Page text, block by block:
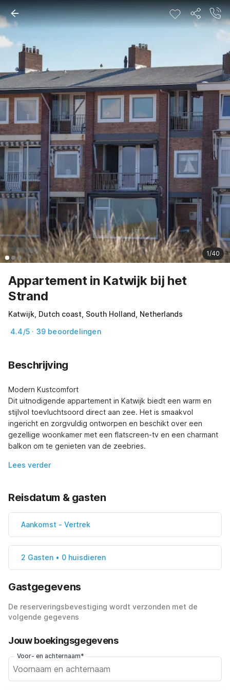
1/40
Appartement in Katwijk bij het
Strand
Katwijk, Dutch coast, South Holland, Netherlands
4.4/5 · 39 beoordelingen
Beschrijving
Modern Kustcomfort
Dit uitnodigende appartement in Katwijk biedt een warm en
stijlvol toevluchtsoord direct aan zee. Het is smaakvol
ingericht en zorgvuldig ontworpen en beschikt over een
gezellige woonkamer met een flatscreen-tv en een charmant
balkon om te genieten van de zeebries.
Lees verder
Reisdatum & gasten
Aankomst - Vertrek
2 Gasten • 0 huisdieren
Gastgegevens
De reserveringsbevestiging wordt verzonden met de
volgende gegevens
Jouw boekingsgegevens
Voor- en achternaam*